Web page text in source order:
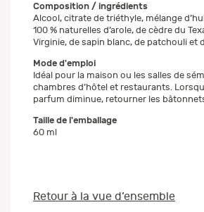
Composition / ingrédients
Alcool, citrate de triéthyle, mélange
100 % naturelles d’arole, de cèdre du
Virginie, de sapin blanc, de patchouli et
Mode d'emploi
Idéal pour la maison ou les salles de
chambres d’hôtel et restaurants.
parfum diminue, retourner les
Taille de l'emballage
60 ml
Retour à la vue d’ensemble